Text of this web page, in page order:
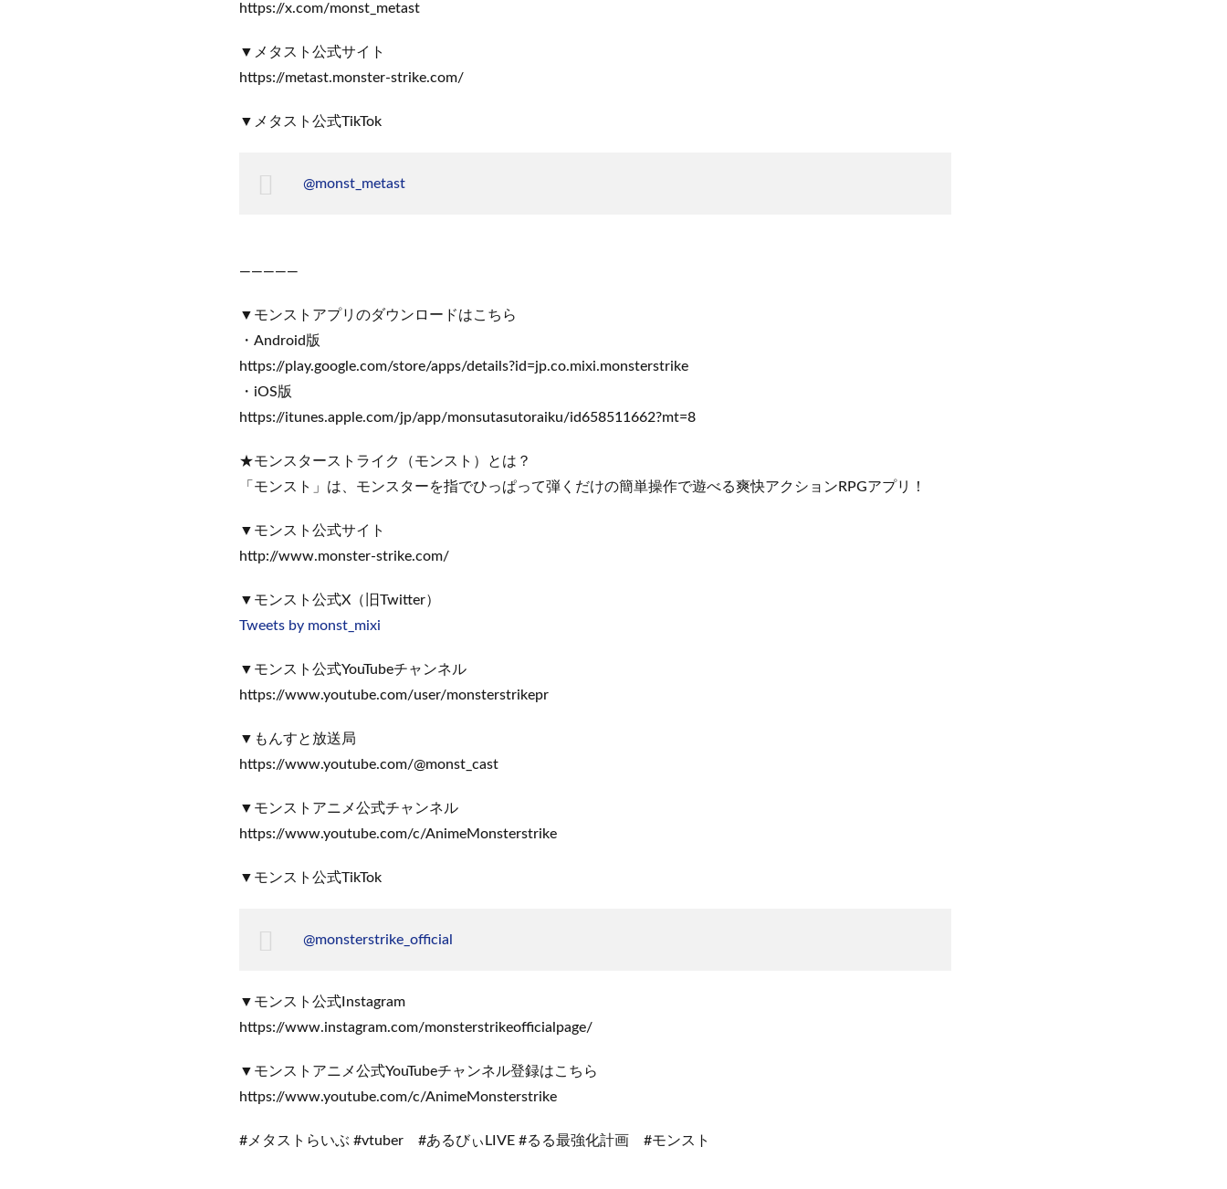
https://x.com/monst_metast
▼メタスト公式サイト
https://metast.monster-strike.com/
▼メタスト公式TikTok
@monst_metast
—————
▼モンストアプリのダウンロードはこちら
・Android版
https://play.google.com/store/apps/details?id=jp.co.mixi.monsterstrike
・iOS版
https://itunes.apple.com/jp/app/monsutasutoraiku/id658511662?mt=8
★モンスターストライク（モンスト）とは？
「モンスト」は、モンスターを指でひっぱって弾くだけの簡単操作で遊べる爽快アクションRPGアプリ！
▼モンスト公式サイト
http://www.monster-strike.com/
▼モンスト公式X（旧Twitter）
Tweets by monst_mixi
▼モンスト公式YouTubeチャンネル
https://www.youtube.com/user/monsterstrikepr
▼もんすと放送局
https://www.youtube.com/@monst_cast
▼モンストアニメ公式チャンネル
https://www.youtube.com/c/AnimeMonsterstrike
▼モンスト公式TikTok
@monsterstrike_official
▼モンスト公式Instagram
https://www.instagram.com/monsterstrikeofficialpage/
▼モンストアニメ公式YouTubeチャンネル登録はこちら
https://www.youtube.com/c/AnimeMonsterstrike
#メタストらいぶ #vtuber #あるびぃLIVE #るる最強化計画 #モンスト